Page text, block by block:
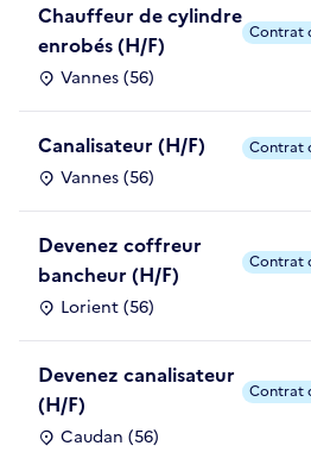
Chauffeur de cylindre
enrobés (H/F)
Vannes (56)
Contrat
Canalisateur (H/F)
Vannes (56)
Contrat
Devenez coffreur
bancheur (H/F)
Lorient (56)
Contrat
Devenez canalisateur
(H/F)
Caudan (56)
Contrat